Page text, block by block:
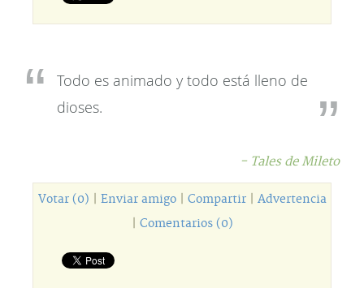
Todo es animado y todo está lleno de
dioses.
- Tales de Mileto
Votar (0) Enviar amigo| Compartir| Advertencia
Comentarios (0)